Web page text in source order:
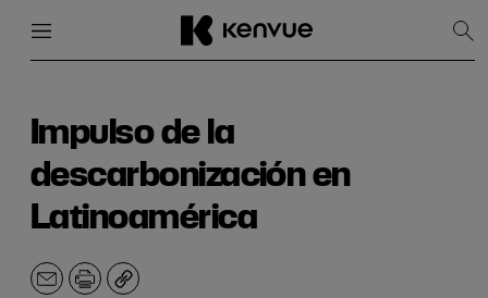
contenido
Impulso de la
descarbonización en
Latinoamérica
CorreoImprimir
Copiar